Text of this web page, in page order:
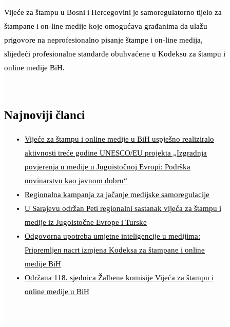
Vijeće za štampu u Bosni i Hercegovini je samoregulatorno tijelo za
štampane i on-line medije koje omogućava građanima da ulažu
prigovore na neprofesionalno pisanje štampe i on-line medija,
slijedeći profesionalne standarde obuhvaćene u Kodeksu za štampu i
online medije BiH.
Najnoviji članci
Vijeće za štampu i online medije u BiH uspješno realiziralo
aktivnosti treće godine UNESCO/EU projekta „Izgradnja
povjerenja u medije u Jugoistočnoj Evropi: Podrška
novinarstvu kao javnom dobru“
Regionalna kampanja za jačanje medijske samoregulacije
U Sarajevu održan Peti regionalni sastanak vijeća za štampu i
medije iz Jugoistočne Evrope i Turske
Odgovorna upotreba umjetne inteligencije u medijima:
Pripremljen nacrt izmjena Kodeksa za štampane i online
medije BiH
Održana 118. sjednica Žalbene komisije Vijeća za štampu i
online medije u BiH